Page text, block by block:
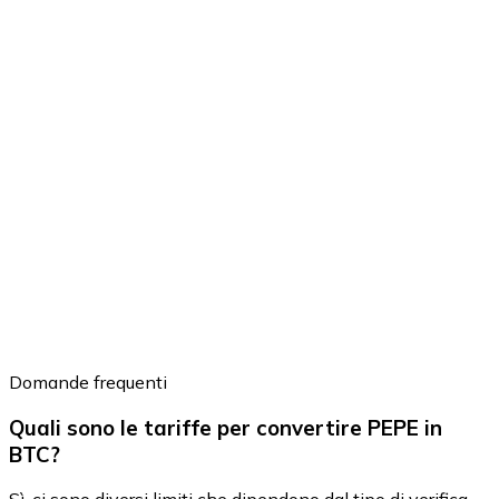
Domande frequenti
Quali sono le tariffe per convertire PEPE in
BTC?